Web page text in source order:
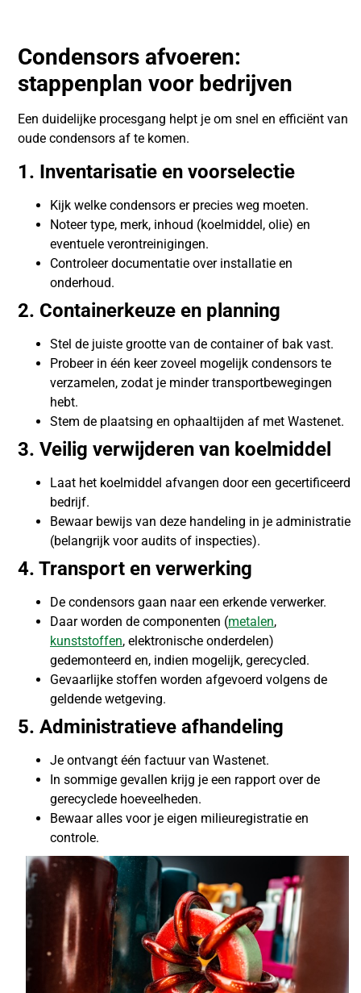
Condensors afvoeren:
stappenplan voor bedrijven
Een duidelijke procesgang helpt je om snel en efficiënt van
oude condensors af te komen.
1. Inventarisatie en voorselectie
Kijk welke condensors er precies weg moeten.
Noteer type, merk, inhoud (koelmiddel, olie) en
eventuele verontreinigingen.
Controleer documentatie over installatie en
onderhoud.
2. Containerkeuze en planning
Stel de juiste grootte van de container of bak vast.
Probeer in één keer zoveel mogelijk condensors te
verzamelen, zodat je minder transportbewegingen
hebt.
Stem de plaatsing en ophaaltijden af met Wastenet.
3. Veilig verwijderen van koelmiddel
Laat het koelmiddel afvangen door een gecertificeerd
bedrijf.
Bewaar bewijs van deze handeling in je administratie
(belangrijk voor audits of inspecties).
4. Transport en verwerking
De condensors gaan naar een erkende verwerker.
Daar worden de componenten (metalen,
kunststoffen, elektronische onderdelen)
gedemonteerd en, indien mogelijk, gerecycled.
Gevaarlijke stoffen worden afgevoerd volgens de
geldende wetgeving.
5. Administratieve afhandeling
Je ontvangt één factuur van Wastenet.
In sommige gevallen krijg je een rapport over de
gerecyclede hoeveelheden.
Bewaar alles voor je eigen milieuregistratie en
controle.